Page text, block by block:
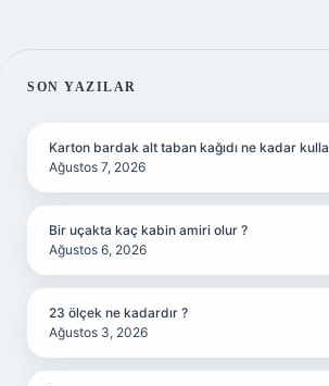
SIDEBAR
SON YAZILAR
Karton bardak alt taban kağıdı ne kadar
Ağustos 7, 2026
Bir uçakta kaç kabin amiri olur ?
Ağustos 6, 2026
23 ölçek ne kadardır ?
Ağustos 3, 2026